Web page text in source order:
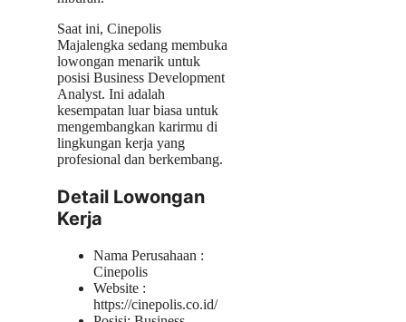
Saat ini, Cinepolis
Majalengka sedang membuka
lowongan menarik untuk
posisi Business Development
Analyst. Ini adalah
kesempatan luar biasa untuk
mengembangkan karirmu di
lingkungan kerja yang
profesional dan berkembang.
Detail Lowongan
Kerja
Nama Perusahaan :
Cinepolis
Website :
https://cinepolis.co.id/